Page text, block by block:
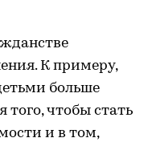
К примеру,
больше
того, чтобы стать
и в том,